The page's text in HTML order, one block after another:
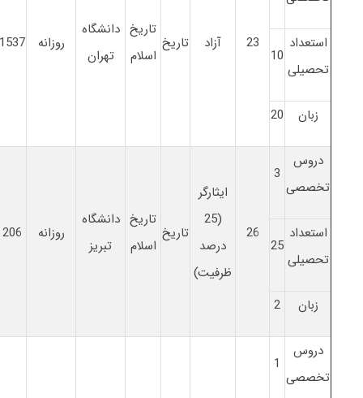
23 آزاد تاریخ
تاریخ
اسلام
دانشگاه
تهران
روزانه 1537
استعداد
تحصیلی
10
زبان 20
دروس
تخصصی
3
26
ایثارگر
(25
درصد
ظرفیت)
تاریخ
تاریخ
اسلام
دانشگاه
تبریز
روزانه 206
استعداد
تحصیلی
25
زبان 2
دروس
تخصصی
1